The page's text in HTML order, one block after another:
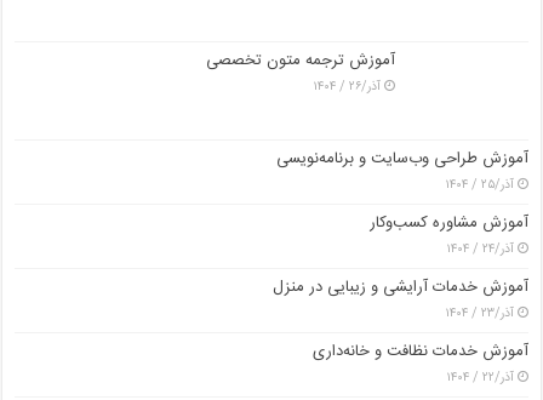
آموزش ترجمه متون تخصصی
آذر/۲۶ / ۱۴۰۴
آموزش طراحی وب‌سایت و برنامه‌نویسی
آذر/۲۵ / ۱۴۰۴
آموزش مشاوره کسب‌وکار
آذر/۲۴ / ۱۴۰۴
آموزش خدمات آرایشی و زیبایی در منزل
آذر/۲۳ / ۱۴۰۴
آموزش خدمات نظافت و خانه‌داری
آذر/۲۲ / ۱۴۰۴